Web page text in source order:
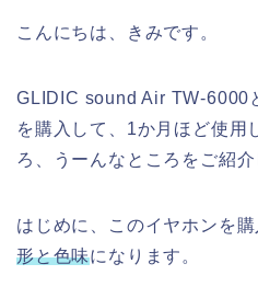
こんにちは、きみです。
GLIDIC sound Air TW-6000
を購入して、1か月ほど使用
ろ、うーんなところをご紹介
はじめに、このイヤホンを
形と色味になります。